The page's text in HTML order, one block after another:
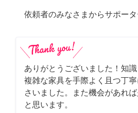
依頼者のみなさまからサポー
ありがとうございました！知
複雑な家具を手際よく且つ丁
さいました。また機会があれ
と思います。